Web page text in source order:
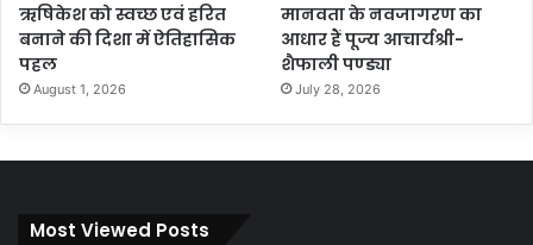
ऋषिकेश को स्वच्छ एवं हरित
बनाने की दिशा में ऐतिहासिक
पहल
August 1, 2026
मानवता के नवजागरण का
आधार हैं पूज्य आचार्यश्री-
शैफाली पण्ड्या
July 28, 2026
Most Viewed Posts